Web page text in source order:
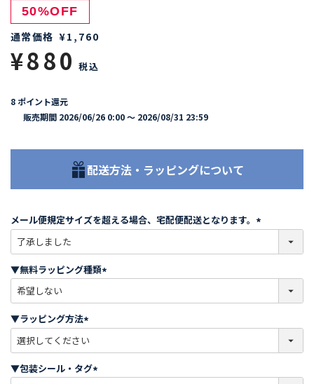
50%OFF
通常価格 ¥1,760
¥880 税込
8 ポイント還元
販売期間 2026/06/26 0:00〜 2026/08/31 23:59
配送方法・ラッピングについて
メール便規定サイズを超える場合、宅配便配送となります。
必
)
▼無料ラッピング種類
必
)
▼ラッピング方法
必
須
)
▼包装シール・タグ